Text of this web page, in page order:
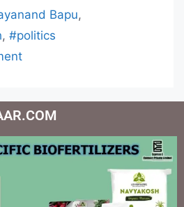
Bapu,
, #politics